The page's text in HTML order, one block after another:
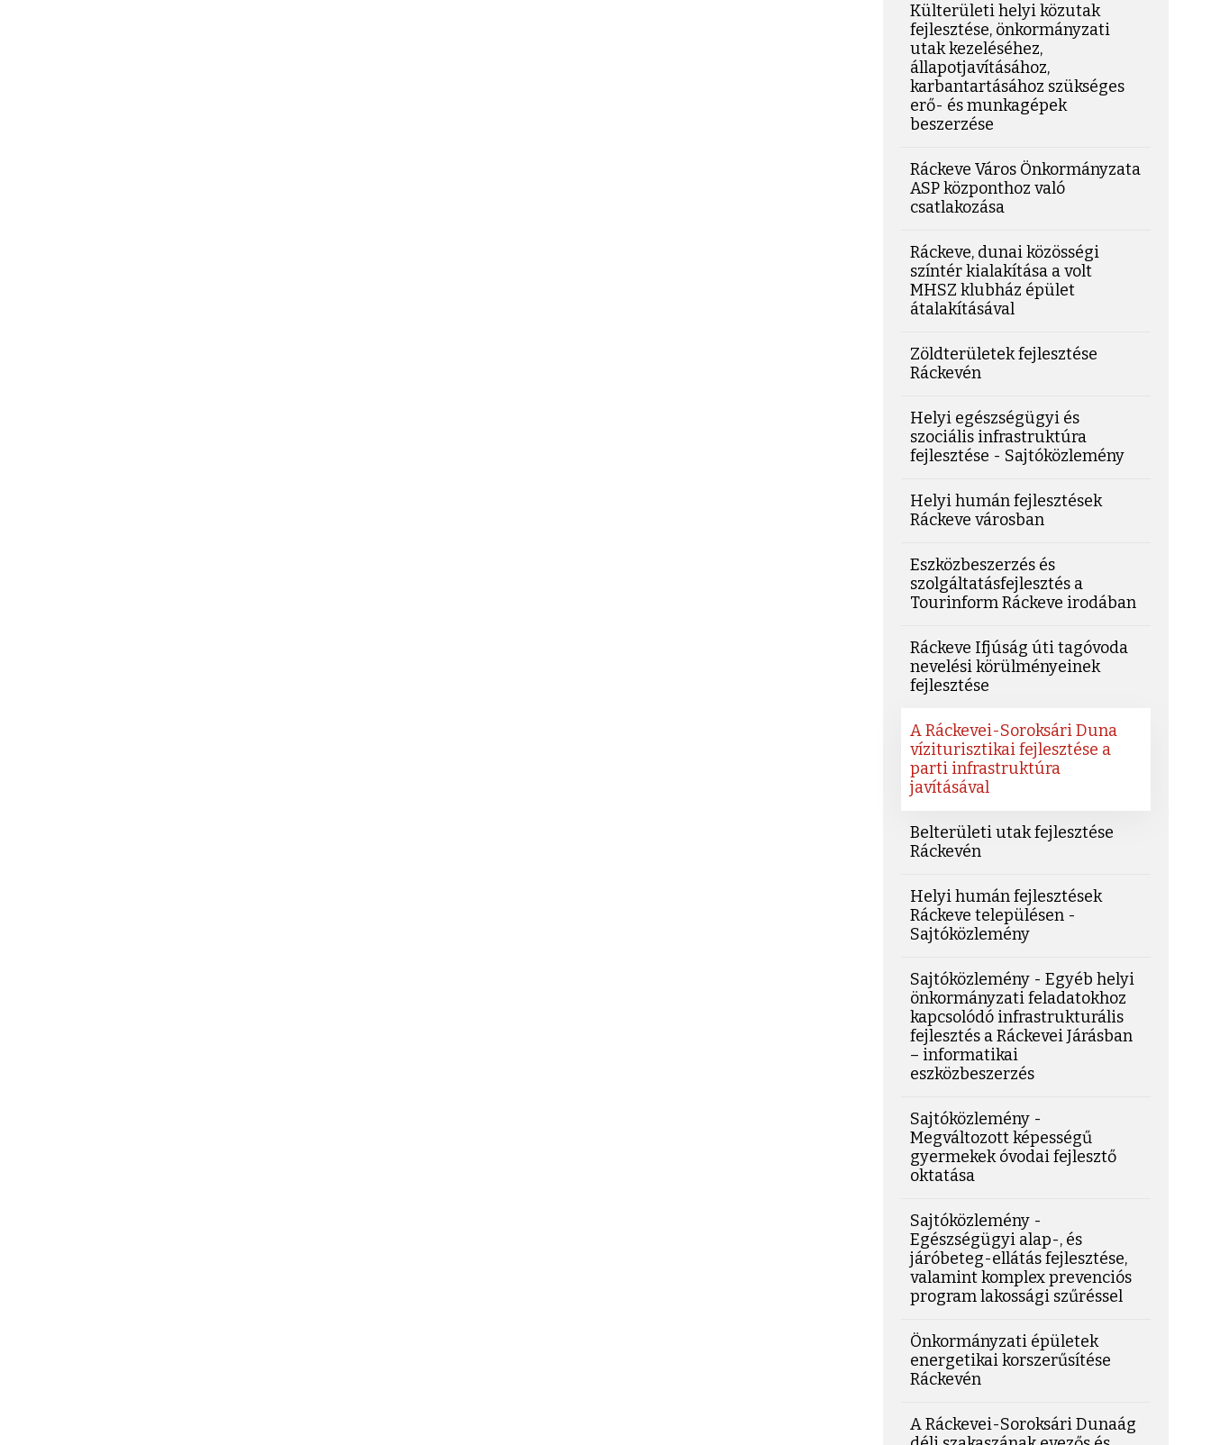
Külterületi helyi közutak
fejlesztése, önkormányzati
utak kezeléséhez,
állapotjavításához,
karbantartásához szükséges
erő- és munkagépek
beszerzése
Ráckeve Város Önkormányzata
ASP központhoz való
csatlakozása
Ráckeve, dunai közösségi
színtér kialakítása a volt
MHSZ klubház épület
átalakításával
Zöldterületek fejlesztése
Ráckevén
Helyi egészségügyi és
szociális infrastruktúra
fejlesztése - Sajtóközlemény
Helyi humán fejlesztések
Ráckeve városban
Eszközbeszerzés és
szolgáltatásfejlesztés a
Tourinform Ráckeve irodában
Ráckeve Ifjúság úti tagóvoda
nevelési körülményeinek
fejlesztése
A Ráckevei-Soroksári Duna
víziturisztikai fejlesztése a
parti infrastruktúra
javításával
Belterületi utak fejlesztése
Ráckevén
Helyi humán fejlesztések
Ráckeve településen -
Sajtóközlemény
Sajtóközlemény - Egyéb helyi
önkormányzati feladatokhoz
kapcsolódó infrastrukturális
fejlesztés a Ráckevei Járásban
– informatikai
eszközbeszerzés
Sajtóközlemény -
Megváltozott képességű
gyermekek óvodai fejlesztő
oktatása
Sajtóközlemény -
Egészségügyi alap-, és
járóbeteg-ellátás fejlesztése,
valamint komplex prevenciós
program lakossági szűréssel
Önkormányzati épületek
energetikai korszerűsítése
Ráckevén
A Ráckevei-Soroksári Dunaág